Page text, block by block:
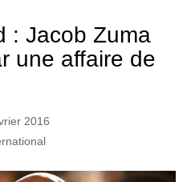
: Jacob Zuma
une affaire de
2016